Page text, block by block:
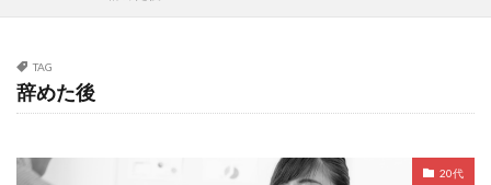
TAG
辞めた後
20代